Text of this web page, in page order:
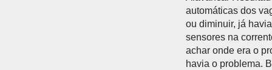
automáticas dos
ou diminuir, já
sensores na
achar onde era o
havia o problema.